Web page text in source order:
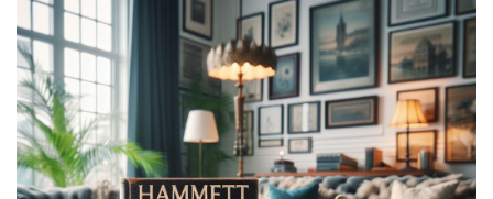
octobre 2023
septembre 2023
août 2023
juillet 2023
juin 2023